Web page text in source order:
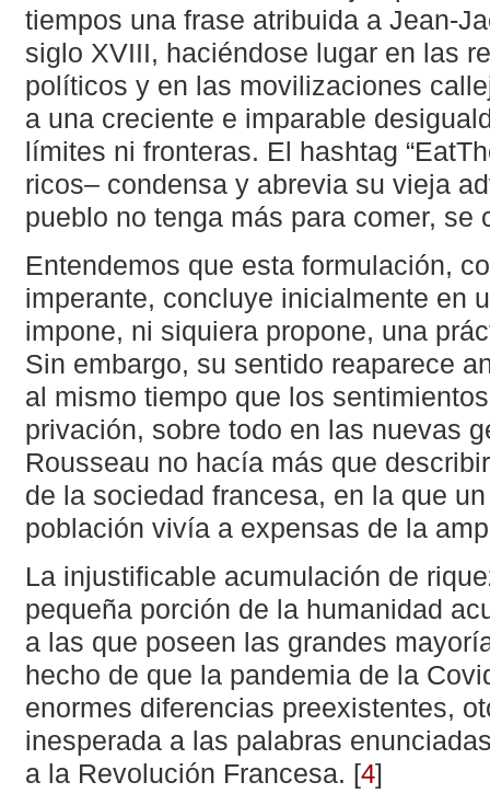
tiempos una frase atribuida a Jean-
siglo XVIII, haciéndose lugar en las
políticos y en las movilizaciones
a una creciente e imparable
límites ni fronteras. El hashtag
ricos– condensa y abrevia su vieja
pueblo no tenga más para comer, se
Entendemos que esta formulación,
imperante, concluye inicialmente en
impone, ni siquiera propone, una
Sin embargo, su sentido reaparece
al mismo tiempo que los
privación, sobre todo en las nuevas
Rousseau no hacía más que
de la sociedad francesa, en la que
población vivía a expensas de la
La injustificable acumulación de
pequeña porción de la humanidad
a las que poseen las grandes
hecho de que la pandemia de la
enormes diferencias preexistentes,
inesperada a las palabras
a la Revolución Francesa. [4]